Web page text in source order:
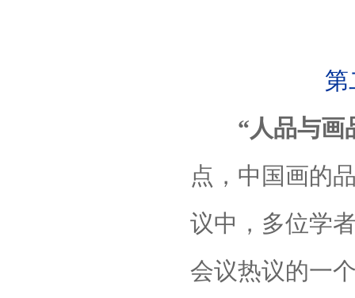
第
“人品与画
点，中国画的
议中，多位学
会议热议的一